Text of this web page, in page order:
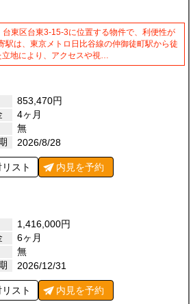
東区台東3-15-3に位置する物件で、利便性が
駅は、東京メトロ日比谷線の仲御徒町駅から徒
地により、アクセスや視…
853,470円
4ヶ月
無
2026/8/28
スト 内見を予約
1,416,000円
6ヶ月
無
2026/12/31
スト 内見を予約